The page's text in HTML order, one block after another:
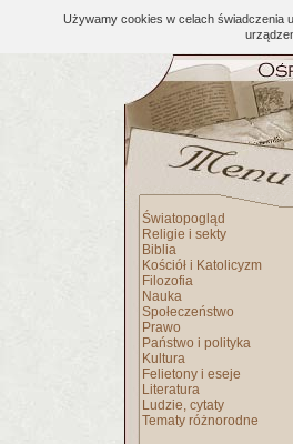
Używamy cookies w celach świadczenia
Światopogląd
Religie i sekty
Biblia
Kościół i Katolicyzm
Filozofia
Nauka
Społeczeństwo
Prawo
Państwo i polityka
Kultura
Felietony i eseje
Literatura
Ludzie, cytaty
Tematy różnorodne